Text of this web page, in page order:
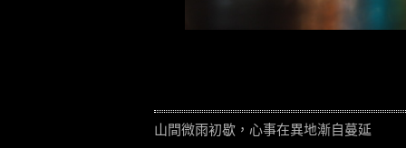
山間微雨初歇，心事在異地漸自蔓延